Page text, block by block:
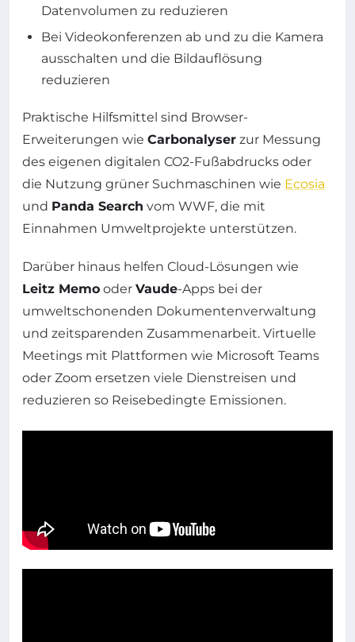
Datenvolumen zu reduzieren
Bei Videokonferenzen ab und zu die Kamera
ausschalten und die Bildauflösung
reduzieren
Praktische Hilfsmittel sind Browser-
Erweiterungen wie Carbonalyser zur Messung
des eigenen digitalen CO2-Fußabdrucks oder
die Nutzung grüner Suchmaschinen wie Eco­sia
und Panda Search vom WWF, die mit
Einnahmen Umweltprojekte unterstützen.
Darüber hinaus helfen Cloud-Lösungen wie
Leitz Memo oder Vaude-Apps bei der
umweltschonenden Dokumentenverwaltung
und zeitsparenden Zusammenarbeit. Virtuelle
Meetings mit Plattformen wie Microsoft Teams
oder Zoom ersetzen viele Dienstreisen und
reduzieren so Reisebedingte Emissionen.